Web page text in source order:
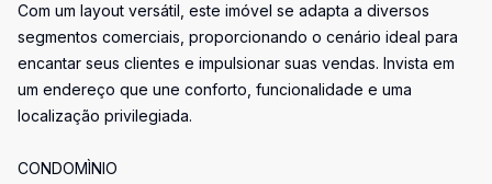
Com um layout versátil, este imóvel se adapta a diversos
segmentos comerciais, proporcionando o cenário ideal para
encantar seus clientes e impulsionar suas vendas. Invista em
um endereço que une conforto, funcionalidade e uma
localização privilegiada.
CONDOMÌNIO